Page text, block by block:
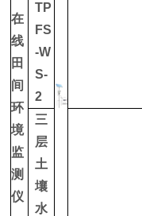
在
线
田
间
环
境
监
测
仪
TP
FS
-W
S-
2
三
层
土
壤
水